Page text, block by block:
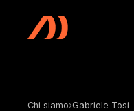
Chi siamo›Gabriele Tosi